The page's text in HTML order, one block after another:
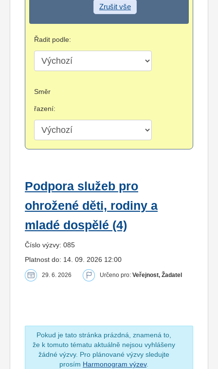
Zrušit vše
Řadit podle:
Směr
řazení:
Podpora služeb pro
ohrožené děti, rodiny a
mladé dospělé (4)
Číslo výzvy: 085
Platnost do: 14. 09. 2026 12:00
29. 6. 2026 Určeno pro: Veřejnost, Žadatel
Pokud je tato stránka prázdná, znamená to,
že k tomuto tématu aktuálně nejsou vyhlášeny
žádné výzvy. Pro plánované výzvy sledujte
prosím Harmonogram výzev.